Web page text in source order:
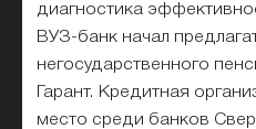
диагностика
ВУЗ-банк начал
негосударственного
Гарант. Кредитная
место среди банков